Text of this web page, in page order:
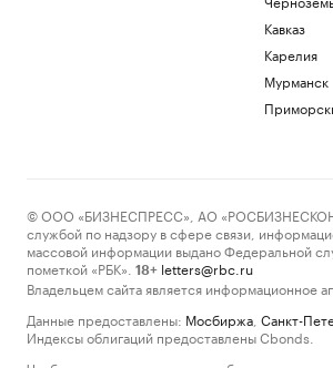
Кавказ
Карелия
Мурманск
© ООО «БИЗНЕСПРЕСС», АО
службой по надзору в сфере связи,
массовой информации выдано Федеральной
пометкой «РБК».
18+ letters@rbc.ru
Владельцем сайта является информационное
Данные предоставлены: Мосбиржа Санкт-
Индексы облигаций предоставлены Cbonds.